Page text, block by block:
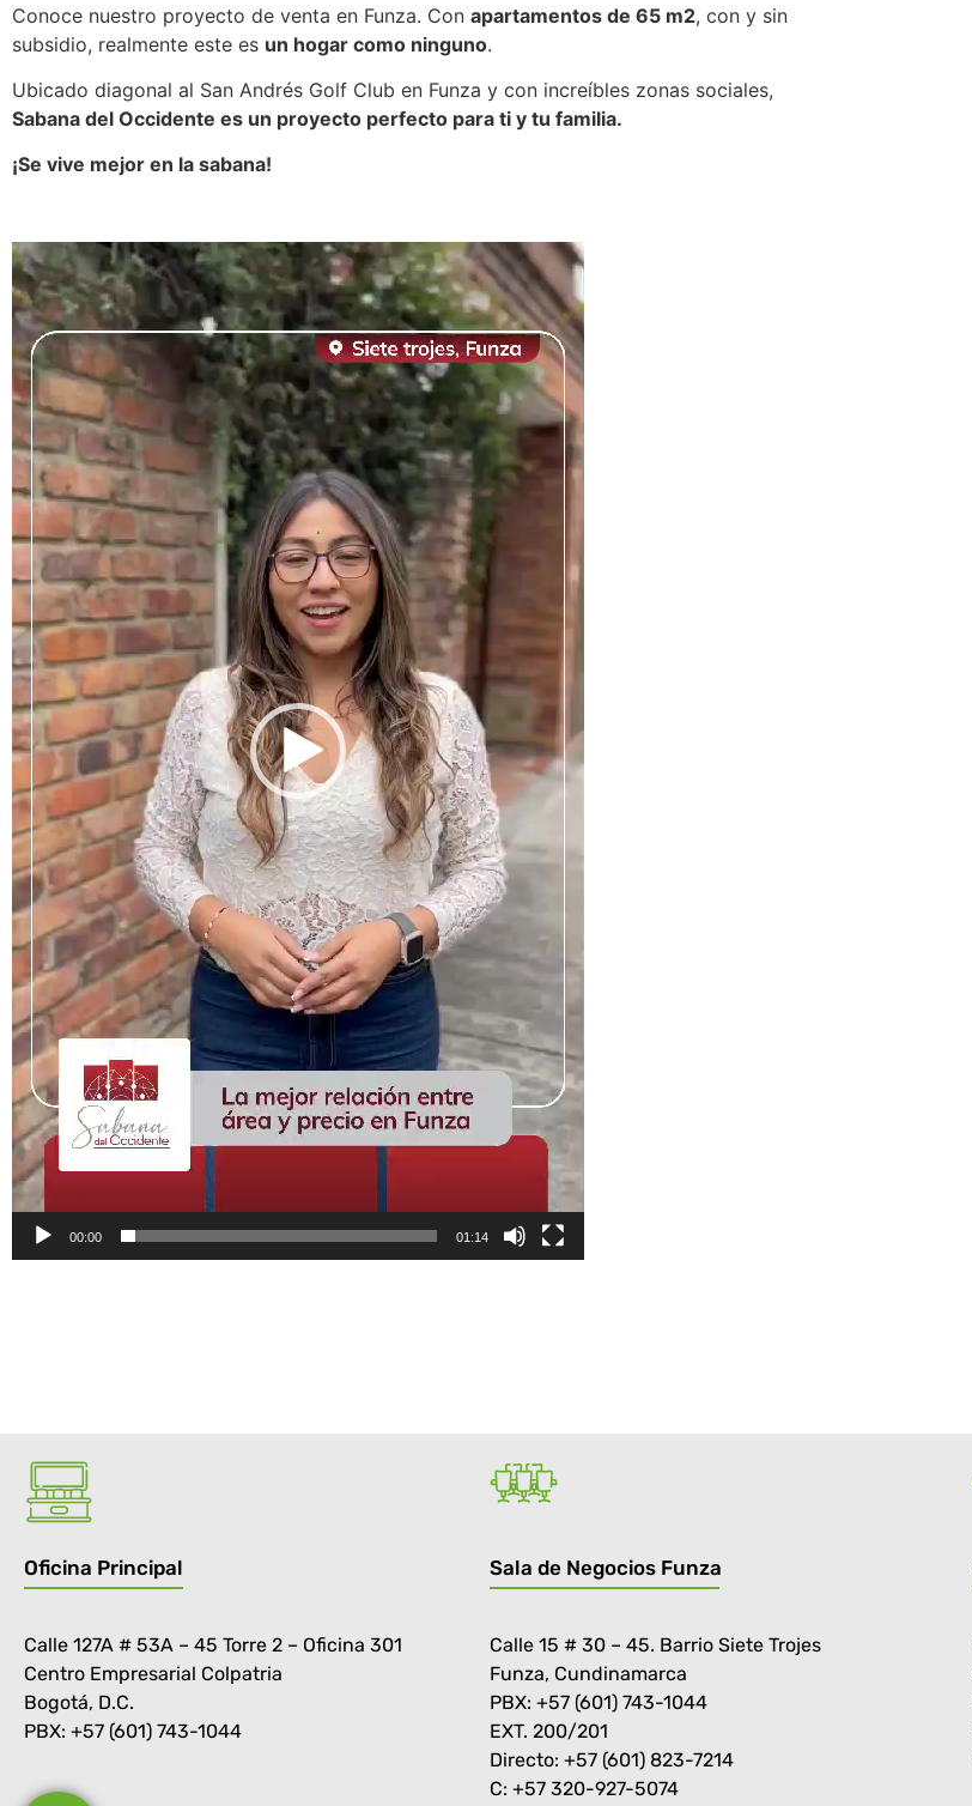
Conoce nuestro proyecto de venta en Funza. Con apartamentos de 65 m2, con y sin
subsidio, realmente este es un hogar como ninguno.
Ubicado diagonal al San Andrés Golf Club en Funza y con increíbles zonas sociales,
Sabana del Occidente es un proyecto perfecto para ti y tu familia.
¡Se vive mejor en la sabana!
Reproductor
de
vídeo
00:00 01:14
Oficina Principal
Calle 127A # 53A – 45 Torre 2 – Oficina 301
Centro Empresarial Colpatria
Bogotá, D.C.
PBX: +57 (601) 743-1044
Sala de Negocios Funza
Calle 15 # 30 – 45. Barrio Siete Trojes
Funza, Cundinamarca
PBX: +57 (601) 743-1044
EXT. 200/201
Directo: +57 (601) 823-7214
C: +57 320-927-5074